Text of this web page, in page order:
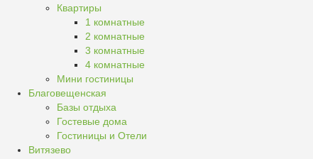
Квартиры
1 комнатные
2 комнатные
3 комнатные
4 комнатные
Мини гостиницы
Благовещенская
Базы отдыха
Гостевые дома
Гостиницы и Отели
Витязево